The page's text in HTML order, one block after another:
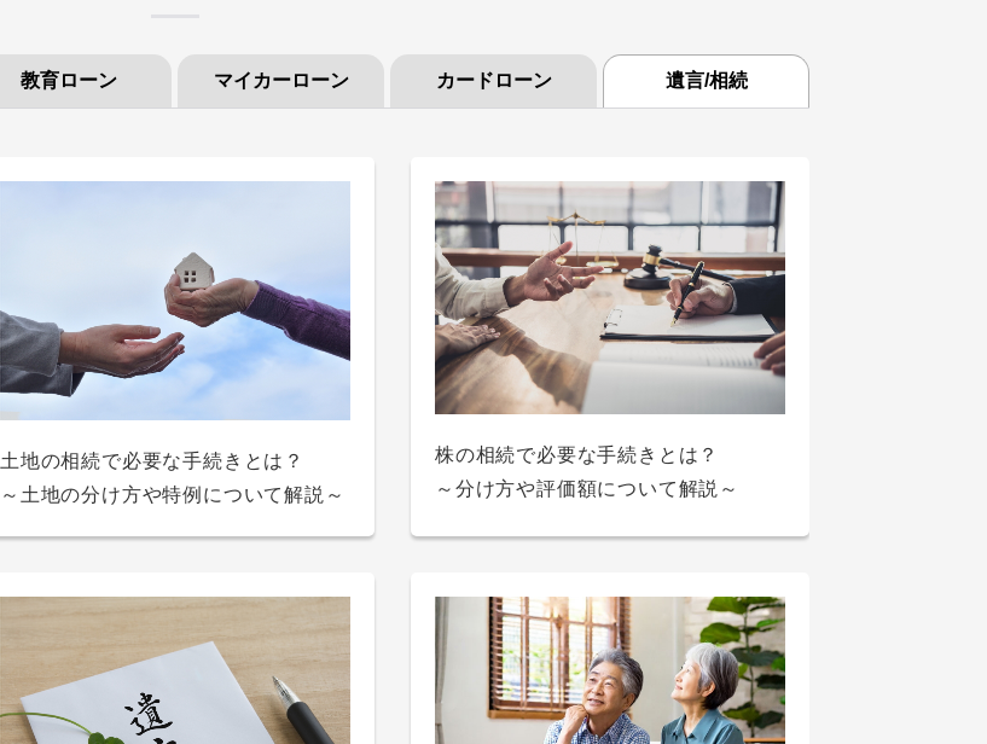
教育ローン マイカーローン カードローン 遺言/相続
奨学金と教育ローンの違いは？どちら
がいい？メリットやデメリットも解説
国の教育ローンの審査とは？銀行の教
育ローンと比較しながら違いを解説！
国の教育ローンの審査とは？銀行の教
育ローンと比較しながら違いを解説！
入学金が奨学金受け取りに間に合わな
い！入学金を準備する方法を紹介
車の購入、現金一括とカーローンのど
ちらがいいの？それぞれのメリット・
車に乗るならカーローンとカーリース
どちらがいいの？それぞれの特徴を比
較
カードローンの限度額がいっぱいなら
引き上げられる？増額審査時に見られ
キャッシングとカードローンの違いと
は？それぞれを比較して紹介！
土地の相続で必要な手続きとは？
～土地の分け方や特例について解説～
株の相続で必要な手続きとは？
～分け方や評価額について解説～